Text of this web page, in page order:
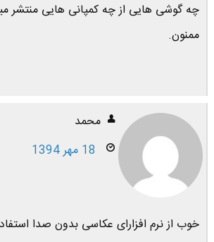
چه گوشی هایی از چه کمپانی هایی منتشر
ممنون.
محمد
18 مهر 1394
خوب از نرم افزارای عکاسی بدون صدا